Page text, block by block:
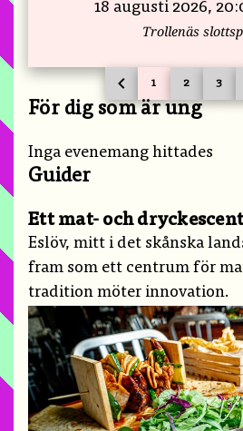
18 augusti 2026,
Trollenäs
PREVIOUS PAGE
chevron_left
GO TO PAGE
1
GO TO
2
GO
3
För dig som är ung
Inga evenemang hittades
Guider
Ett mat- och
Eslöv, mitt i det skånska
fram som ett centrum för
tradition möter innovation.